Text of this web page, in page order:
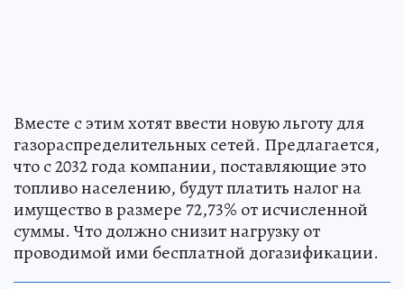
Вместе с этим хотят ввести новую льготу для
газораспределительных сетей. Предлагается,
что с 2032 года компании, поставляющие это
топливо населению, будут платить налог на
имущество в размере 72,73% от исчисленной
суммы. Что должно снизит нагрузку от
проводимой ими бесплатной догазификации.